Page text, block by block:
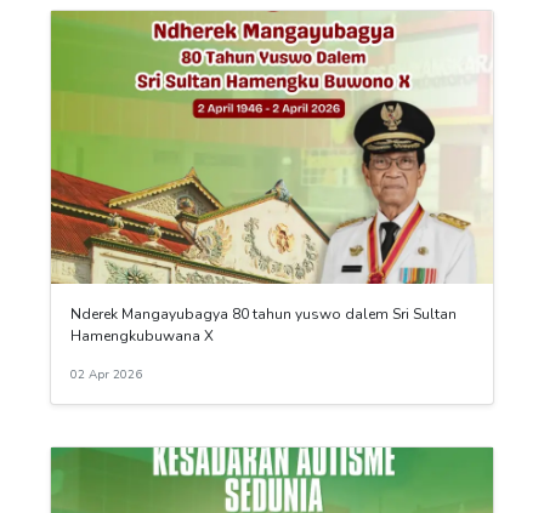
Nderek Mangayubagya 80 tahun yuswo dalem Sri Sultan
Hamengkubuwana X
02 Apr 2026